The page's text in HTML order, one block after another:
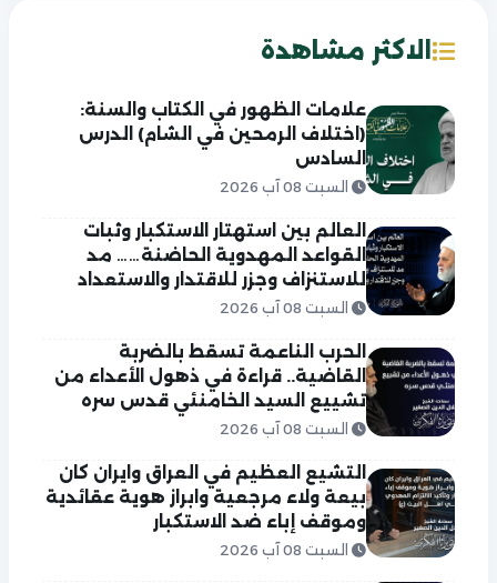
الاكثر مشاهدة
علامات الظهور في الكتاب والسنة:
(اختلاف الرمحين في الشام) الدرس
السادس
السبت 08 آب 2026
العالم بين استهتار الاستكبار وثبات
القواعد المهدوية الحاضنة…… مد
للاستنزاف وجزر للاقتدار والاستعداد
السبت 08 آب 2026
الحرب الناعمة تسقط بالضربة
القاضية.. قراءة في ذهول الأعداء من
تشييع السيد الخامنئي قدس سره
السبت 08 آب 2026
التشيع العظيم في العراق وايران كان
بيعة ولاء مرجعية وابراز هوية عقائدية
وموقف إباء ضد الاستكبار
السبت 08 آب 2026